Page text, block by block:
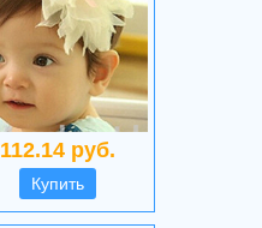
112.14 руб.
Купить